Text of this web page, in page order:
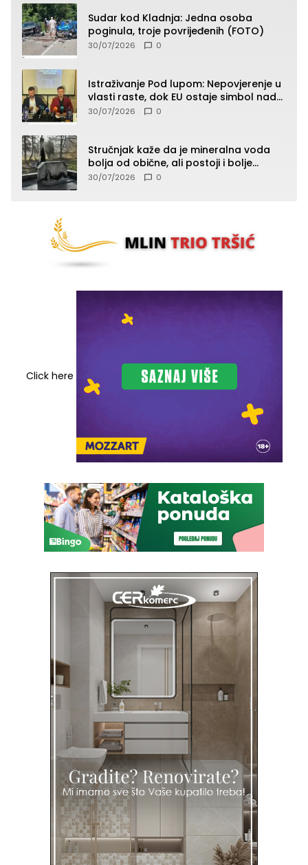
Sudar kod Kladnja: Jedna osoba
poginula, troje povrijeđenih (FOTO)
30/07/2026 0
Istraživanje Pod lupom: Nepovjerenje u
vlasti raste, dok EU ostaje simbol nade
građana
30/07/2026 0
Stručnjak kaže da je mineralna voda
bolja od obične, ali postoji i bolje
rješenje
30/07/2026 0
Click here